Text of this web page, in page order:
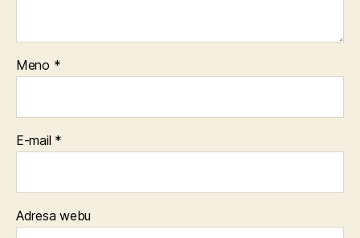
Meno *
E-mail *
Adresa webu